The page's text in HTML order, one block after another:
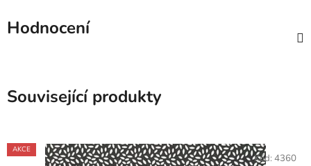
Hodnocení
Související produkty
AKCE
Kód: 4360